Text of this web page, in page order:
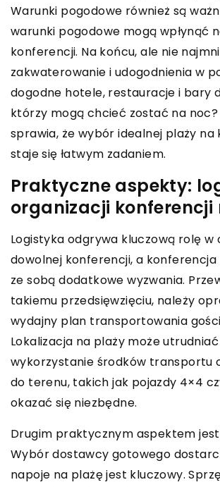
Warunki pogodowe również są
warunki pogodowe mogą wpłynąć
konferencji. Na końcu, ale nie
zakwaterowanie i udogodnienia w
dogodne hotele, restauracje i bary
którzy mogą chcieć zostać na
sprawia, że wybór idealnej plaży
staje się łatwym zadaniem.
Praktyczne aspekty:
organizacji konferencji
Logistyka odgrywa kluczową rolę w
dowolnej konferencji, a konferencja
ze sobą dodatkowe wyzwania.
takiemu przedsięwzięciu, należy
wydajny plan transportowania
Lokalizacja na plaży może
wykorzystanie środków transportu
do terenu, takich jak pojazdy 4×4
okazać się niezbędne.
Drugim praktycznym aspektem
Wybór dostawcy gotowego
napoje na plażę jest kluczowy.